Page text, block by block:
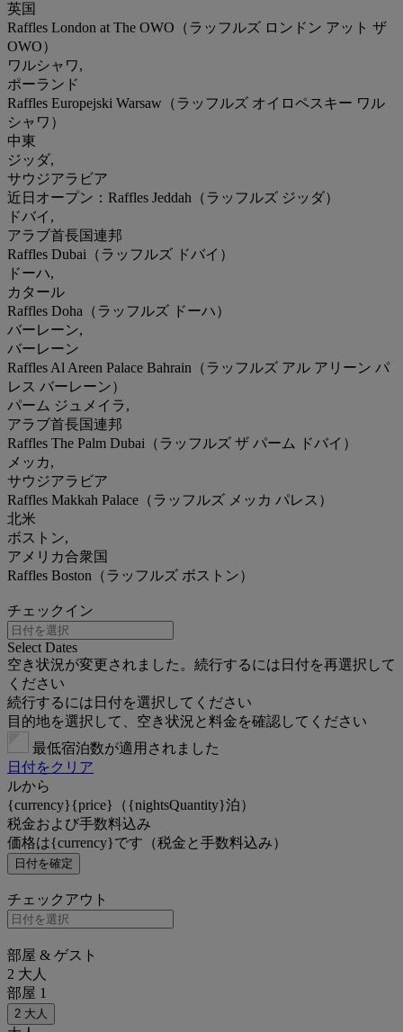
英国
Raffles London at The OWO（ラッフルズ ロンドン アット ザ
OWO）
ワルシャワ,
ポーランド
Raffles Europejski Warsaw（ラッフルズ オイロペスキー ワル
シャワ）
中東
ジッダ,
サウジアラビア
近日オープン：Raffles Jeddah（ラッフルズ ジッダ）
ドバイ,
アラブ首長国連邦
Raffles Dubai（ラッフルズ ドバイ）
ドーハ,
カタール
Raffles Doha（ラッフルズ ドーハ）
バーレーン,
バーレーン
Raffles Al Areen Palace Bahrain（ラッフルズ アル アリーン パ
レス バーレーン）
パーム ジュメイラ,
アラブ首長国連邦
Raffles The Palm Dubai（ラッフルズ ザ パーム ドバイ）
メッカ,
サウジアラビア
Raffles Makkah Palace（ラッフルズ メッカ パレス）
北米
ボストン,
アメリカ合衆国
Raffles Boston（ラッフルズ ボストン）
チェックイン
Select Dates
空き状況が変更されました。続行するには日付を再選択して
ください
続行するには日付を選択してください
目的地を選択して、空き状況と料金を確認してください
最低宿泊数が適用されました
日付をクリア
ルから
{currency}{price}（{nightsQuantity}泊）
税金および手数料込み
価格は{currency}です（税金と手数料込み）
日付を確定
チェックアウト
部屋 & ゲスト
2 大人
部屋 1
2 大人